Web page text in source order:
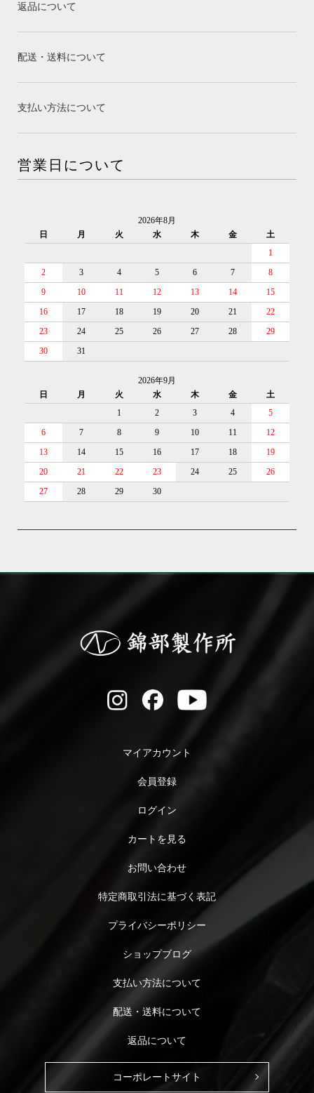
返品について
配送・送料について
支払い方法について
営業日について
2026年8月
日
月 火 水 木 金
土
1
2
3 4 5 6 7
8
9
10 11 12 13 14
15
16
17 18 19 20 21
22
23
24 25 26 27 28
29
30
31
2026年9月
日
月 火 水 木 金
土
1
2 3 4
5
6
7 8 9 10 11
12
13
14 15 16 17 18
19
20
21 22 23 24 25
26
27
28 29 30
マイアカウント
会員登録
ログイン
カートを見る
お問い合わせ
特定商取引法に基づく表記
プライバシーポリシー
ショップブログ
支払い方法について
配送・送料について
返品について
コーポレートサイト